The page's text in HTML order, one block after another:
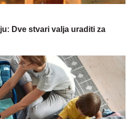
Dve stvari valja uraditi za